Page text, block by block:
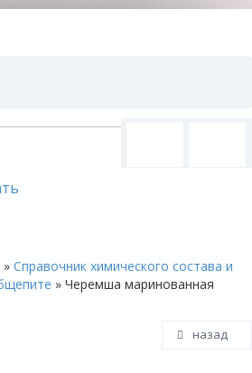
» Справочник химического состава и
» Черемша маринованная
назад